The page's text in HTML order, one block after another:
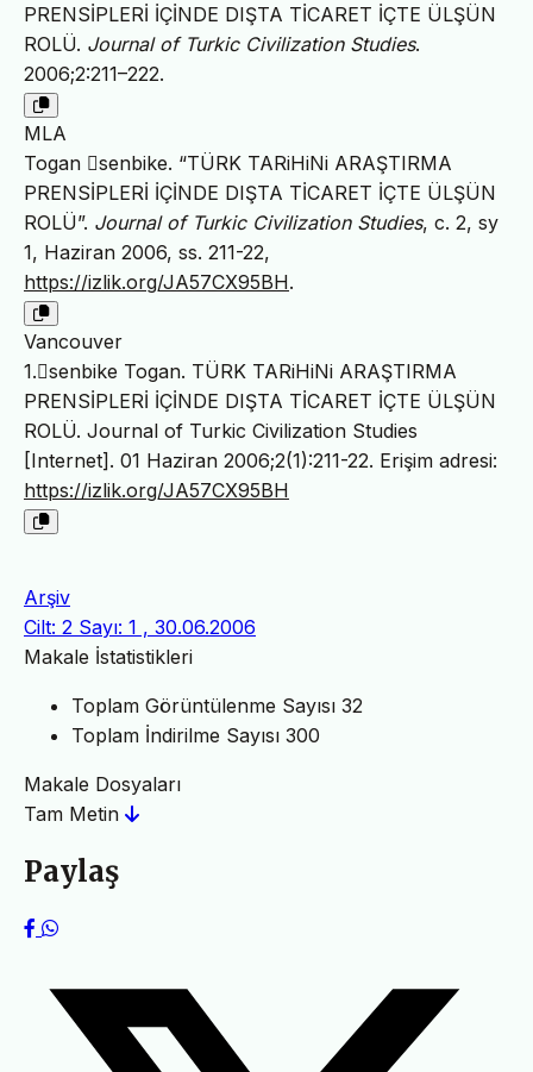
PRENSİPLERİ İÇİNDE DIŞTA TİCARET İÇTE ÜLŞÜN
ROLÜ. Journal of Turkic Civilization Studies.
2006;2:211–222.
MLA
Togan 􏰀senbike. “TÜRK TARiHiNi ARAŞTIRMA
PRENSİPLERİ İÇİNDE DIŞTA TİCARET İÇTE ÜLŞÜN
ROLÜ”. Journal of Turkic Civilization Studies, c. 2, sy
1, Haziran 2006, ss. 211-22,
https://izlik.org/JA57CX95BH.
Vancouver
1.􏰀senbike Togan. TÜRK TARiHiNi ARAŞTIRMA
PRENSİPLERİ İÇİNDE DIŞTA TİCARET İÇTE ÜLŞÜN
ROLÜ. Journal of Turkic Civilization Studies
[Internet]. 01 Haziran 2006;2(1):211-22. Erişim adresi:
https://izlik.org/JA57CX95BH
Arşiv
Cilt: 2 Sayı: 1 , 30.06.2006
Makale İstatistikleri
Toplam Görüntülenme Sayısı 32
Toplam İndirilme Sayısı 300
Makale Dosyaları
Tam Metin
Paylaş